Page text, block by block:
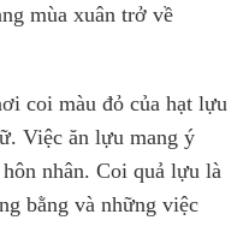
mùa xuân trở về
coi màu đỏ của hạt lựu
Việc ăn lựu mang ý
nhân. Coi quả lựu là
bằng và những việc